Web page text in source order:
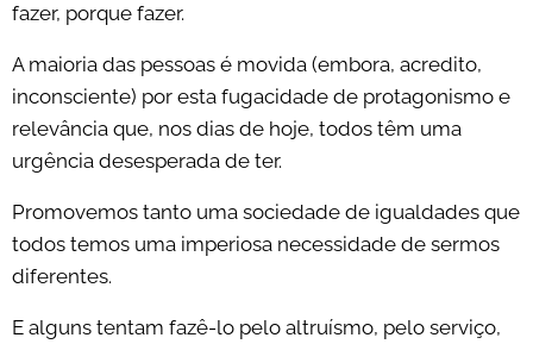
fazer, porque fazer.
A maioria das pessoas é movida (embora, acredito,
inconsciente) por esta fugacidade de protagonismo e
relevância que, nos dias de hoje, todos têm uma
urgência desesperada de ter.
Promovemos tanto uma sociedade de igualdades que
todos temos uma imperiosa necessidade de sermos
diferentes.
E alguns tentam fazê-lo pelo altruísmo, pelo serviço,